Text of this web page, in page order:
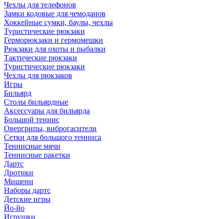
Чехлы для телефонов
Замки кодовые для чемоданов
Хоккейные сумки, баулы, чехлы
Туристические рюкзаки
Герморюкзаки и гермомешки
Рюкзаки для охоты и рыбалки
Тактические рюкзаки
Туристические рюкзаки
Чехлы для рюкзаков
Игры
Бильярд
Столы бильярдные
Аксессуары для бильярда
Большой теннис
Овергрипы, виброгасители
Сетки для большого тенниса
Теннисные мячи
Теннисные ракетки
Дартс
Дротики
Мишени
Наборы дартс
Детские игры
Йо-йо
Игрушки